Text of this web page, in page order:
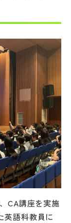
CA講座を実施
英語科教員に